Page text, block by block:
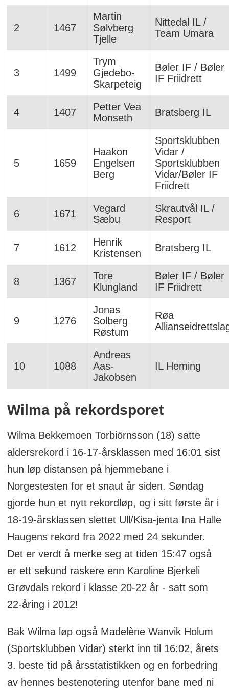
2 1467
Martin
Sølvberg
Tjelle
Nittedal IL /
Team Umara
3 1499
Trym
Gjedebo-
Skarpeteig
Bøler IF / Bøler
IF Friidrett
4 1407
Petter Vea
Monseth
Bratsberg IL
5 1659
Haakon
Engelsen
Berg
Sportsklubben
Vidar /
Sportsklubben
Vidar/Bøler IF
Friidrett
6 1671
Vegard
Sæbu
Skrautvål IL /
Resport
7 1612
Henrik
Kristensen
Bratsberg IL
8 1367
Tore
Klungland
Bøler IF / Bøler
IF Friidrett
9 1276
Jonas
Solberg
Røstum
Røa
10 1088
Andreas
Aas-
Jakobsen
IL Heming
Wilma på rekordsporet
Wilma Bekkemoen Torbiörnsson (18) satte
aldersrekord i 16-17-årsklassen med 16:01 sist
hun løp distansen på hjemmebane i
Norgestesten for et snaut år siden. Søndag
gjorde hun et nytt rekordløp, og i sitt første år i
18-19-årsklassen slettet Ull/Kisa-jenta Ina Halle
Haugens rekord fra 2022 med 24 sekunder.
Det er verdt å merke seg at tiden 15:47 også
er ett sekund raskere enn Karoline Bjerkeli
Grøvdals rekord i klasse 20-22 år - satt som
22-åring i 2012!
Bak Wilma løp også Madelène Wanvik Holum
(Sportsklubben Vidar) sterkt inn til 16:02, årets
3. beste tid på årsstatistikken og en forbedring
av hennes bestenotering utenfor bane med ni